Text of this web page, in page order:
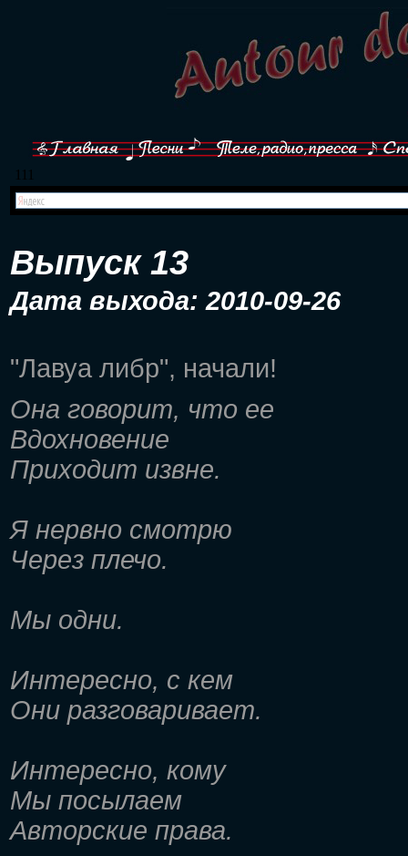
111
Выпуск 13
Дата выхода: 2010-09-26
"Лавуа либр", начали!
Она говорит, что ее
Вдохновение
Приходит извне.
Я нервно смотрю
Через плечо.
Мы одни.
Интересно, с кем
Они разговаривает.
Интересно, кому
Мы посылаем
Авторские права.